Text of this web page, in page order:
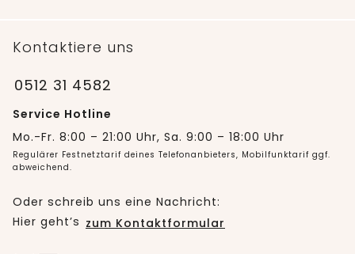
Kontaktiere uns
0512 31 4582
Service Hotline
Mo.-Fr. 8:00 – 21:00 Uhr, Sa. 9:00 – 18:00 Uhr
Regulärer Festnetztarif deines Telefonanbieters, Mobilfunktarif ggf.
abweichend.
Oder schreib uns eine Nachricht:
Hier geht’s zum Kontaktformular